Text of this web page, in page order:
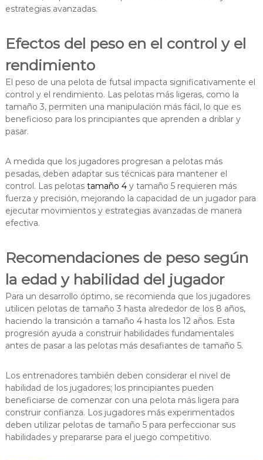
estrategias avanzadas.
Efectos del peso en el control y el
rendimiento
El peso de una pelota de futsal impacta significativamente el
control y el rendimiento. Las pelotas más ligeras, como la
tamaño 3, permiten una manipulación más fácil, lo que es
beneficioso para los principiantes que aprenden a driblar y
pasar.
A medida que los jugadores progresan a pelotas más
pesadas, deben adaptar sus técnicas para mantener el
control. Las pelotas tamaño 4y tamaño 5 requieren más
fuerza y precisión, mejorando la capacidad de un jugador para
ejecutar movimientos y estrategias avanzadas de manera
efectiva.
Recomendaciones de peso según
la edad y habilidad del jugador
Para un desarrollo óptimo, se recomienda que los jugadores
utilicen pelotas de tamaño 3 hasta alrededor de los 8 años,
haciendo la transición a tamaño 4 hasta los 12 años. Esta
progresión ayuda a construir habilidades fundamentales
antes de pasar a las pelotas más desafiantes de tamaño 5.
Los entrenadores también deben considerar el nivel de
habilidad de los jugadores; los principiantes pueden
beneficiarse de comenzar con una pelota más ligera para
construir confianza. Los jugadores más experimentados
deben utilizar pelotas de tamaño 5 para perfeccionar sus
habilidades y prepararse para el juego competitivo.